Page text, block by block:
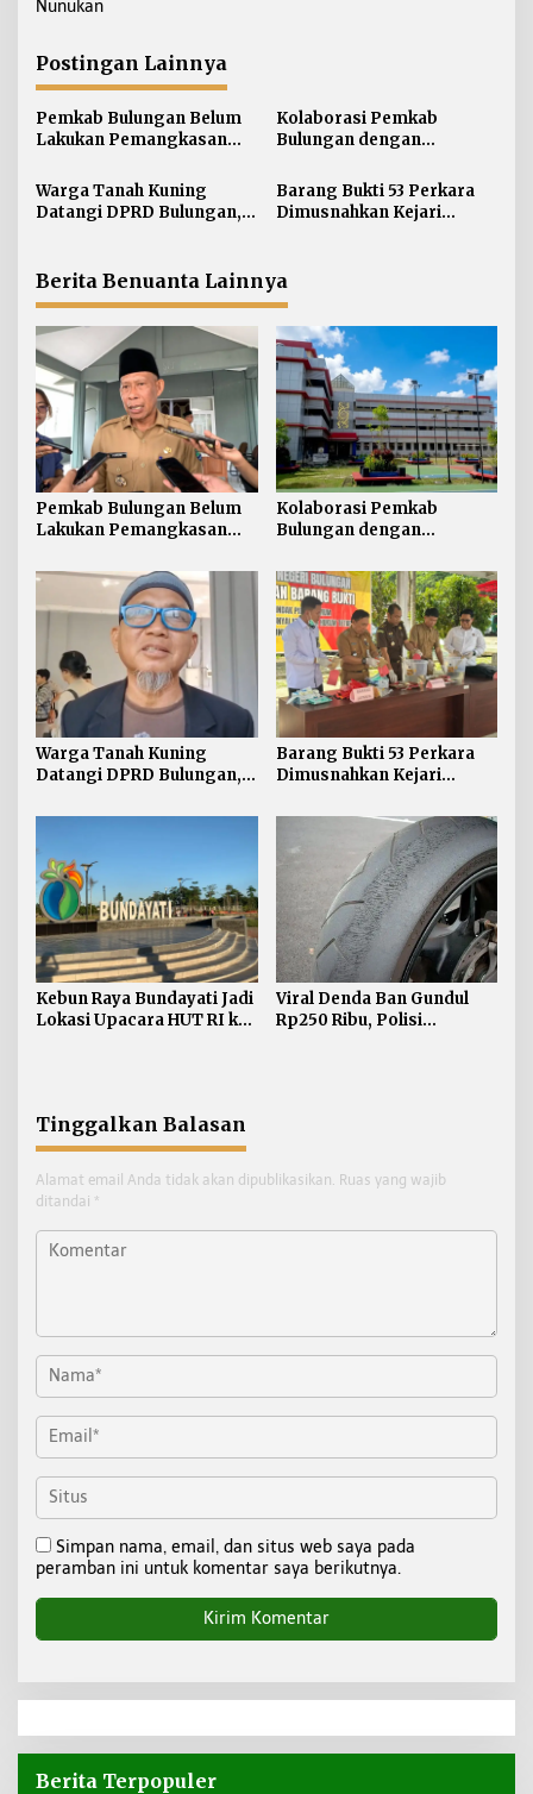
i
a
s
i
p
o
s
Nunukan
Postingan Lainnya
Pemkab Bulungan Belum
Lakukan Pemangkasan
Ada Arahan Pusat
Kolaborasi Pemkab
Bulungan dengan
Desa/Kelurahan Satu
Sarjana
Warga Tanah Kuning
Datangi DPRD Bulungan,
Diselesaikan
Barang Bukti 53 Perkara
Dimusnahkan Kejari
Berita Benuanta Lainnya
Pemkab Bulungan Belum
Lakukan Pemangkasan
Ada Arahan Pusat
Kolaborasi Pemkab
Bulungan dengan
Desa/Kelurahan Satu
Sarjana
Warga Tanah Kuning
Datangi DPRD Bulungan,
Persen segera
Barang Bukti 53 Perkara
Dimusnahkan Kejari
Didominasi Kasus Sabu
Kebun Raya Bundayati Jadi
Lokasi Upacara HUT RI ke-
Viral Denda Ban Gundul
Rp250 Ribu, Polisi
Tinggalkan Balasan
Alamat email Anda tidak akan dipublikasikan. Ruas yang wajib
ditandai *
Simpan nama, email, dan situs web saya pada
peramban ini untuk komentar saya berikutnya.
Berita Terpopuler